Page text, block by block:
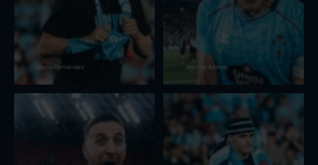
Manu Fernández Marcos Alonso